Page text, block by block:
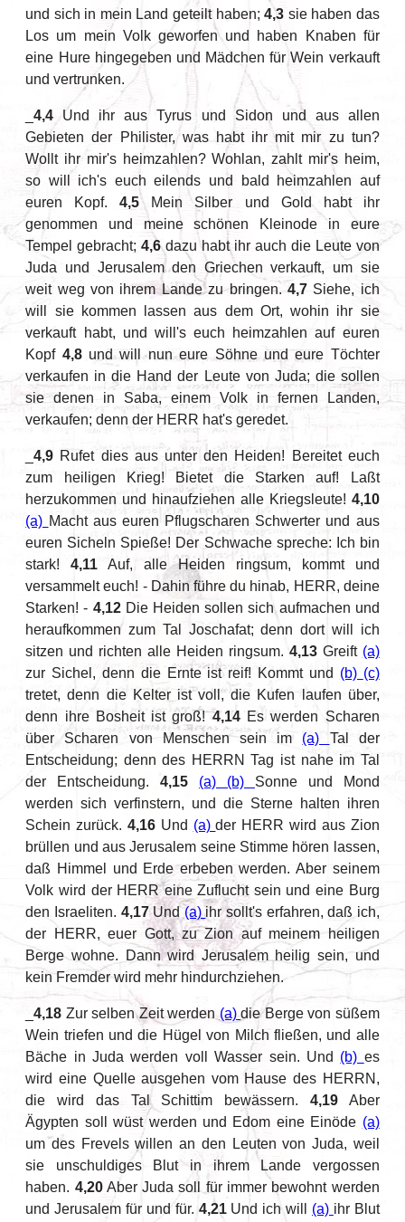
und sich in mein Land geteilt haben;4,3 sie haben das
Los um mein Volk geworfen und haben Knaben für
eine Hure hingegeben und Mädchen für Wein verkauft
und vertrunken.
_4,4 Und ihr aus Tyrus und Sidon und aus allen
Gebieten der Philister, was habt ihr mit mir zu tun?
Wollt ihr mir's heimzahlen? Wohlan, zahlt mir's heim,
so will ich's euch eilends und bald heimzahlen auf
euren Kopf.4,5Mein Silber und Gold habt ihr
genommen und meine schönen Kleinode in eure
Tempel gebracht;4,6dazu habt ihr auch die Leute von
Juda und Jerusalem den Griechen verkauft, um sie
weit weg von ihrem Lande zu bringen. 4,7Siehe, ich
will sie kommen lassen aus dem Ort, wohin ihr sie
verkauft habt, und will's euch heimzahlen auf euren
Kopf 4,8und will nun eure Söhne und eure Töchter
verkaufen in die Hand der Leute von Juda; die sollen
sie denen in Saba, einem Volk in fernen Landen,
verkaufen; denn der HERR hat's geredet.
_4,9 Rufet dies aus unter den Heiden! Bereitet euch
zum heiligen Krieg! Bietet die Starken auf! Laßt
herzukommen und hinaufziehen alle Kriegsleute! 4,10
(a) Macht aus euren Pflugscharen Schwerter und aus
euren Sicheln Spieße! Der Schwache spreche: Ich bin
stark!4,11 Auf, alle Heiden ringsum, kommt und
versammelt euch! - Dahin führe du hinab, HERR, deine
Starken! - 4,12Die Heiden sollen sich aufmachen und
heraufkommen zum Tal Joschafat; denn dort will ich
sitzen und richten alle Heiden ringsum. 4,13Greift (a)
zur Sichel, denn die Ernte ist reif! Kommt und (b) (c)
tretet, denn die Kelter ist voll, die Kufen laufen über,
denn ihre Bosheit ist groß!4,14Es werden Scharen
über Scharen von Menschen sein im (a) Tal der
Entscheidung; denn des HERRN Tag ist nahe im Tal
der Entscheidung.4,15 (a) (b) Sonne und Mond
werden sich verfinstern, und die Sterne halten ihren
Schein zurück. 4,16Und (a)der HERR wird aus Zion
brüllen und aus Jerusalem seine Stimme hören lassen,
daß Himmel und Erde erbeben werden. Aber seinem
Volk wird der HERR eine Zuflucht sein und eine Burg
den Israeliten. 4,17Und(a)ihr sollt's erfahren, daß ich,
der HERR, euer Gott, zu Zion auf meinem heiligen
Berge wohne. Dann wird Jerusalem heilig sein, und
kein Fremder wird mehr hindurchziehen.
_4,18 Zur selben Zeit werden (a)die Berge von süßem
Wein triefen und die Hügel von Milch fließen, und alle
Bäche in Juda werden voll Wasser sein. Und (b) es
wird eine Quelle ausgehen vom Hause des HERRN,
die wird das Tal Schittim bewässern. 4,19Aber
Ägypten soll wüst werden und Edom eine Einöde (a)
um des Frevels willen an den Leuten von Juda, weil
sie unschuldiges Blut in ihrem Lande vergossen
haben. 4,20Aber Juda soll für immer bewohnt werden
und Jerusalem für und für. 4,21Und ich will (a) ihr Blut